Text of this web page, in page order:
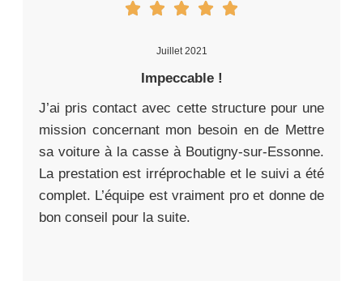
Juillet 2021
Impeccable !
J’ai pris contact avec cette structure pour une
mission concernant mon besoin en de Mettre
sa voiture à la casse à Boutigny-sur-Essonne.
La prestation est irréprochable et le suivi a été
complet. L’équipe est vraiment pro et donne de
bon conseil pour la suite.